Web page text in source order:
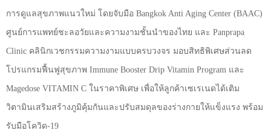
การดูแลสุขภาพแนวใหม่ โดยจับมือ Bangkok Anti Aging Center (BAAC)
ศูนย์การแพทย์ชะลอวัยและความงามชั้นนำของไทย และ Panprapa
Clinic คลินิกเวชกรรมความงามแบบครบวงจร มอบสิทธิพิเศษส่วนลด
โปรแกรมฟื้นฟูสุขภาพ Immune Booster Drip Vitamin Program และ
Magedose VITAMIN C ในราคาพิเศษ เพื่อให้ลูกค้าเซเรเนดได้เติม
วิตามินเสริมสร้างภูมิคุ้มกันและปรับสมดุลของร่างกายให้แข็งแรง พร้อม
รับมือโควิด-19